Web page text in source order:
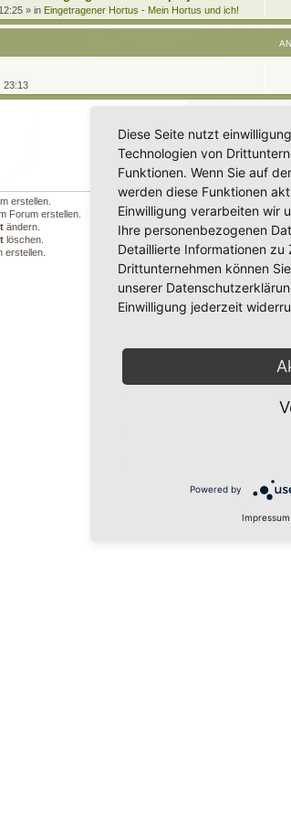
» in Eingetragener Hortus - Mein Hortus und ich!
23:13
erstellen.
Forum erstellen.
ändern.
löschen.
erstellen.
Diese Seite nutzt
Technologien von
Funktionen. Wenn Sie auf
werden diese Funktionen
Einwilligung verarbeiten wir
Ihre personenbezogenen
Detaillierte Informationen
Drittunternehmen können
unserer
Einwilligung jederzeit
Powered by
Impressum